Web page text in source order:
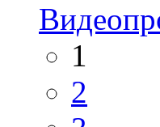
1
2